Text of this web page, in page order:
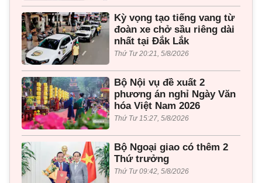
Kỳ vọng tạo tiếng vang từ
đoàn xe chở sầu riêng dài
nhất tại Đắk Lắk
Thứ Tư 20:21, 5/8/2026
Bộ Nội vụ đề xuất 2
phương án nghỉ Ngày Văn
hóa Việt Nam 2026
Thứ Tư 15:27, 5/8/2026
Bộ Ngoại giao có thêm 2
Thứ trưởng
Thứ Tư 09:42, 5/8/2026